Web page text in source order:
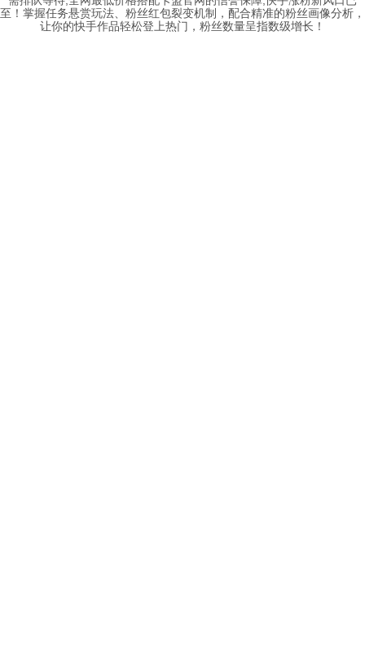
至！掌握任务悬赏玩法、粉丝红包裂变机制，配合精准的粉丝画像分析，
让你的快手作品轻松登上热门，粉丝数量呈指数级增长！